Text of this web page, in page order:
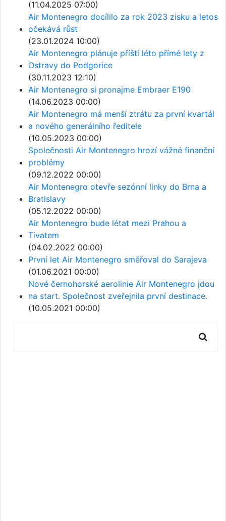
(11.04.2025 07:00)
Air Montenegro docílilo za rok 2023 zisku a letos
očekává růst
(23.01.2024 10:00)
Air Montenegro plánuje příští léto přímé lety z
Ostravy do Podgorice
(30.11.2023 12:10)
Air Montenegro si pronajme Embraer E190
(14.06.2023 00:00)
Air Montenegro má menší ztrátu za první kvartál
a nového generálního ředitele
(10.05.2023 00:00)
Společnosti Air Montenegro hrozí vážné finanční
problémy
(09.12.2022 00:00)
Air Montenegro otevře sezónní linky do Brna a
Bratislavy
(05.12.2022 00:00)
Air Montenegro bude létat mezi Prahou a
Tivatem
(04.02.2022 00:00)
První let Air Montenegro směřoval do Sarajeva
(01.06.2021 00:00)
Nové černohorské aerolinie Air Montenegro jdou
na start. Společnost zveřejnila první destinace.
(10.05.2021 00:00)